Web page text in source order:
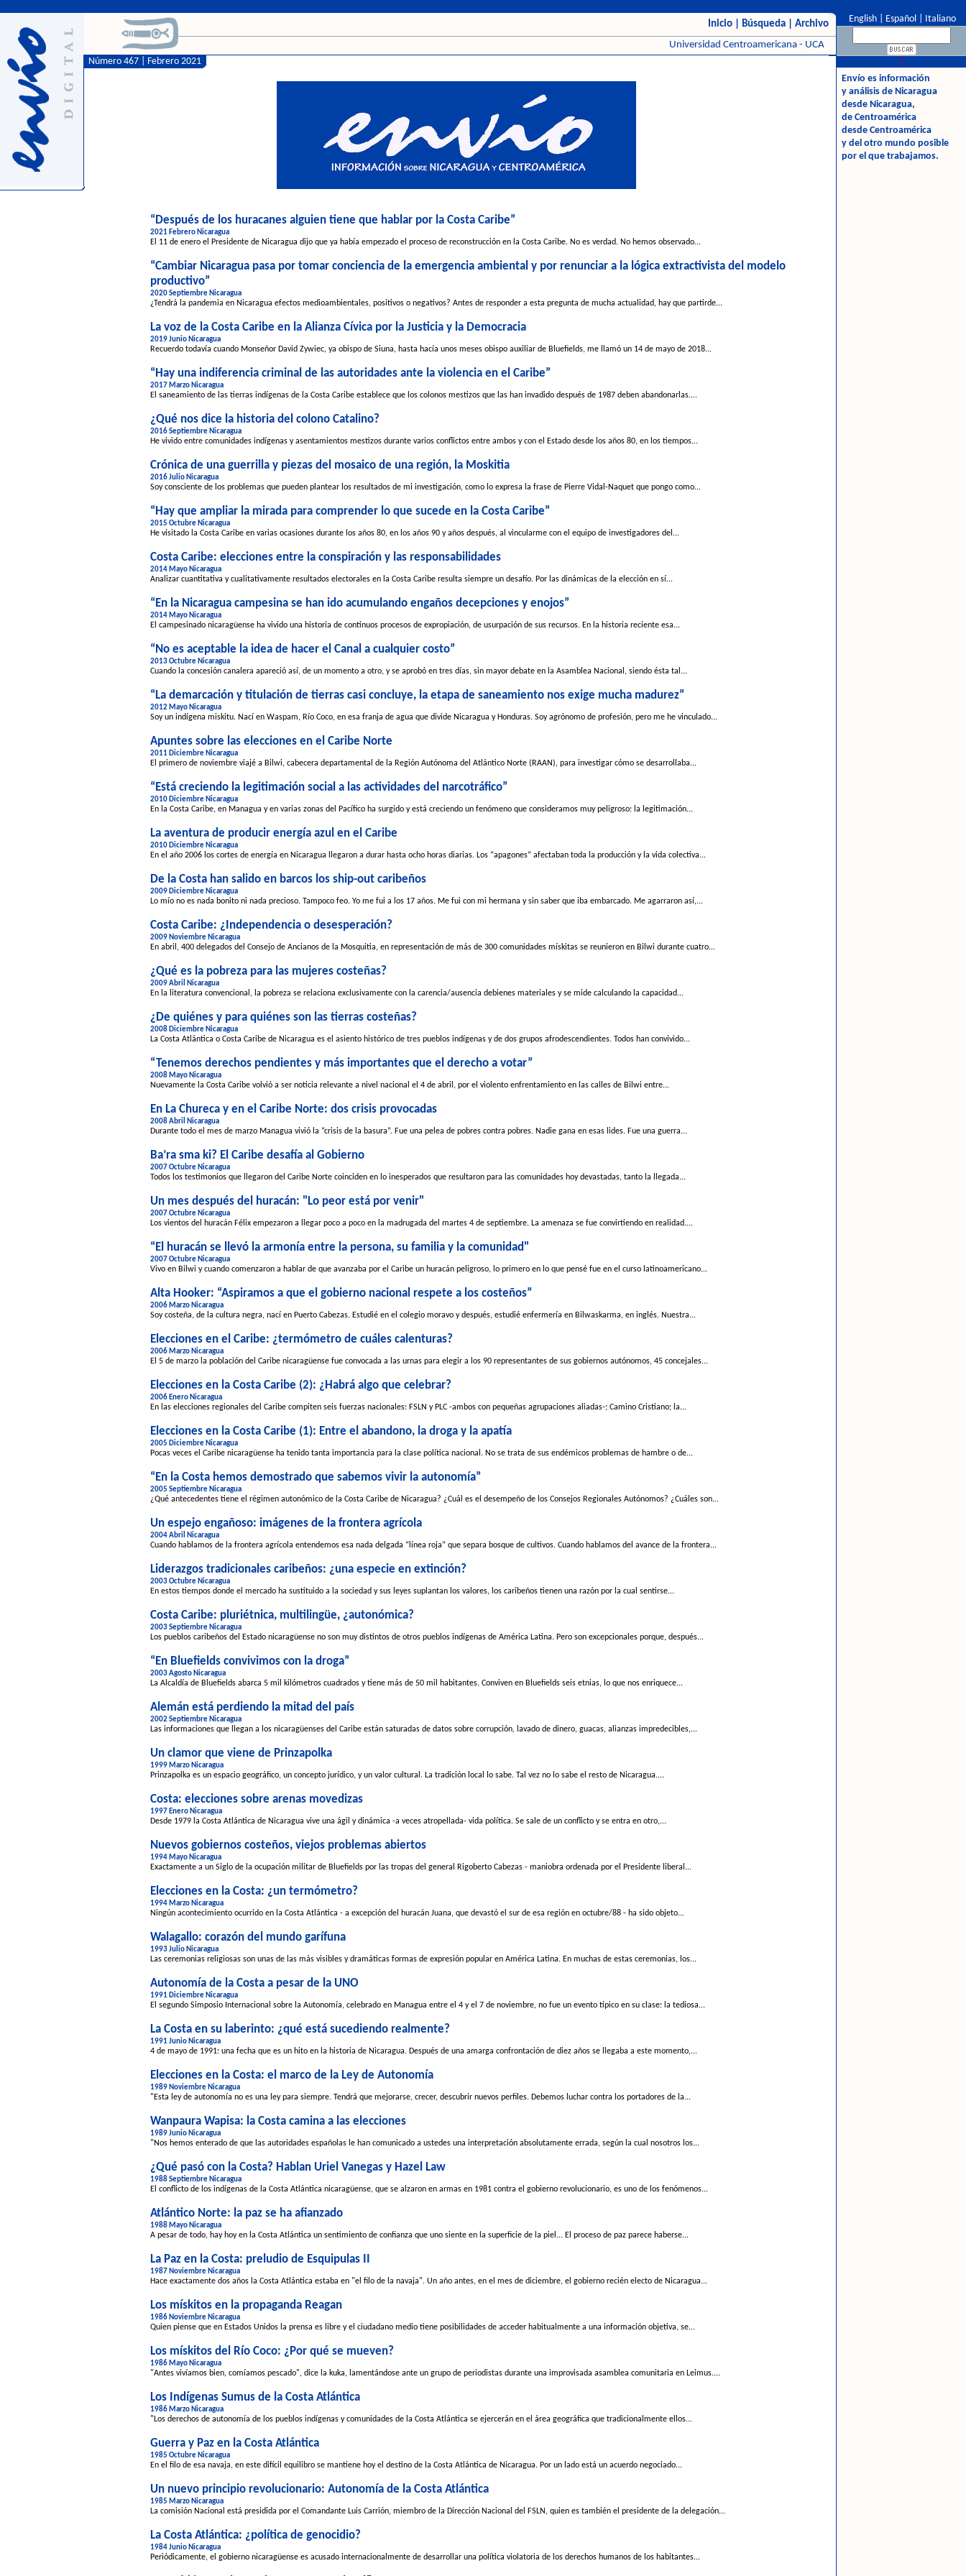
Inicio Búsqueda
Archivo
Universidad Centroamericana - UCA
Número 467 | Febrero 2021
“Después de los huracanes alguien tiene que hablar por la Costa Caribe”
2021 Febrero Nicaragua
El 11 de enero el Presidente de Nicaragua dijo que ya había empezado el proceso de reconstrucción en la Costa Caribe. No es verdad. No hemos observado...
“Cambiar Nicaragua pasa por tomar conciencia de la emergencia ambiental y por renunciar a la lógica extractivista del modelo
productivo”
2020 Septiembre Nicaragua
¿Tendrá la pandemia en Nicaragua efectos medioambientales, positivos o negativos? Antes de responder a esta pregunta de mucha actualidad, hay que partirde...
La voz de la Costa Caribe en la Alianza Cívica por la Justicia y la Democracia
2019 Junio Nicaragua
Recuerdo todavía cuando Monseñor David Zywiec, ya obispo de Siuna, hasta hacía unos meses obispo auxiliar de Bluefields, me llamó un 14 de mayo de 2018...
“Hay una indiferencia criminal de las autoridades ante la violencia en el Caribe”
2017 Marzo Nicaragua
El saneamiento de las tierras indígenas de la Costa Caribe establece que los colonos mestizos que las han invadido después de 1987 deben abandonarlas....
¿Qué nos dice la historia del colono Catalino?
2016 Septiembre Nicaragua
He vivido entre comunidades indígenas y asentamientos mestizos durante varios conflictos entre ambos y con el Estado desde los años 80, en los tiempos...
Crónica de una guerrilla y piezas del mosaico de una región, la Moskitia
2016 Julio Nicaragua
Soy consciente de los problemas que pueden plantear los resultados de mi investigación, como lo expresa la frase de Pierre Vidal-Naquet que pongo como...
“Hay que ampliar la mirada para comprender lo que sucede en la Costa Caribe”
2015 Octubre Nicaragua
He visitado la Costa Caribe en varias ocasiones durante los años 80, en los años 90 y años después, al vincularme con el equipo de investigadores del...
Costa Caribe: elecciones entre la conspiración y las responsabilidades
2014 Mayo Nicaragua
Analizar cuantitativa y cualitativamente resultados electorales en la Costa Caribe resulta siempre un desafío. Por las dinámicas de la elección en sí...
“En la Nicaragua campesina se han ido acumulando engaños decepciones y enojos”
2014 Mayo Nicaragua
El campesinado nicaragüense ha vivido una historia de continuos procesos de expropiación, de usurpación de sus recursos. En la historia reciente esa...
“No es aceptable la idea de hacer el Canal a cualquier costo”
2013 Octubre Nicaragua
Cuando la concesión canalera apareció así, de un momento a otro, y se aprobó en tres días, sin mayor debate en la Asamblea Nacional, siendo ésta tal...
“La demarcación y titulación de tierras casi concluye, la etapa de saneamiento nos exige mucha madurez”
2012 Mayo Nicaragua
Soy un indígena miskitu. Nací en Waspam, Río Coco, en esa franja de agua que divide Nicaragua y Honduras. Soy agrónomo de profesión, pero me he vinculado...
Apuntes sobre las elecciones en el Caribe Norte
2011 Diciembre Nicaragua
El primero de noviembre viajé a Bilwi, cabecera departamental de la Región Autónoma del Atlántico Norte (RAAN), para investigar cómo se desarrollaba...
“Está creciendo la legitimación social a las actividades del narcotráfico”
2010 Diciembre Nicaragua
En la Costa Caribe, en Managua y en varias zonas del Pacífico ha surgido y está creciendo un fenómeno que consideramos muy peligroso: la legitimación...
La aventura de producir energía azul en el Caribe
2010 Diciembre Nicaragua
En el año 2006 los cortes de energía en Nicaragua llegaron a durar hasta ocho horas diarias. Los “apagones” afectaban toda la producción y la vida colectiva...
De la Costa han salido en barcos los ship-out caribeños
2009 Diciembre Nicaragua
Lo mío no es nada bonito ni nada precioso. Tampoco feo. Yo me fui a los 17 años. Me fui con mi hermana y sin saber que iba embarcado. Me agarraron así,...
Costa Caribe: ¿Independencia o desesperación?
2009 Noviembre Nicaragua
En abril, 400 delegados del Consejo de Ancianos de la Mosquitia, en representación de más de 300 comunidades mískitas se reunieron en Bilwi durante cuatro...
¿Qué es la pobreza para las mujeres costeñas?
2009 Abril Nicaragua
En la literatura convencional, la pobreza se relaciona exclusivamente con la carencia/ausencia debienes materiales y se mide calculando la capacidad...
¿De quiénes y para quiénes son las tierras costeñas?
2008 Diciembre Nicaragua
La Costa Atlántica o Costa Caribe de Nicaragua es el asiento histórico de tres pueblos indígenas y de dos grupos afrodescendientes. Todos han convivido...
“Tenemos derechos pendientes y más importantes que el derecho a votar”
2008 Mayo Nicaragua
Nuevamente la Costa Caribe volvió a ser noticia relevante a nivel nacional el 4 de abril, por el violento enfrentamiento en las calles de Bilwi entre...
En La Chureca y en el Caribe Norte: dos crisis provocadas
2008 Abril Nicaragua
Durante todo el mes de marzo Managua vivió la “crisis de la basura”. Fue una pelea de pobres contra pobres. Nadie gana en esas lides. Fue una guerra...
Ba’ra sma ki? El Caribe desafía al Gobierno
2007 Octubre Nicaragua
Todos los testimonios que llegaron del Caribe Norte coinciden en lo inesperados que resultaron para las comunidades hoy devastadas, tanto la llegada...
Un mes después del huracán: "Lo peor está por venir"
2007 Octubre Nicaragua
Los vientos del huracán Félix empezaron a llegar poco a poco en la madrugada del martes 4 de septiembre. La amenaza se fue convirtiendo en realidad....
“El huracán se llevó la armonía entre la persona, su familia y la comunidad"
2007 Octubre Nicaragua
Vivo en Bilwi y cuando comenzaron a hablar de que avanzaba por el Caribe un huracán peligroso, lo primero en lo que pensé fue en el curso latinoamericano...
Alta Hooker: “Aspiramos a que el gobierno nacional respete a los costeños”
2006 Marzo Nicaragua
Soy costeña, de la cultura negra, nací en Puerto Cabezas. Estudié en el colegio moravo y después, estudié enfermería en Bilwaskarma, en inglés. Nuestra...
Elecciones en el Caribe: ¿termómetro de cuáles calenturas?
2006 Marzo Nicaragua
El 5 de marzo la población del Caribe nicaragüense fue convocada a las urnas para elegir a los 90 representantes de sus gobiernos autónomos, 45 concejales...
Elecciones en la Costa Caribe (2): ¿Habrá algo que celebrar?
2006 Enero Nicaragua
En las elecciones regionales del Caribe compiten seis fuerzas nacionales: FSLN y PLC -ambos con pequeñas agrupaciones aliadas-; Camino Cristiano; la...
Elecciones en la Costa Caribe (1): Entre el abandono, la droga y la apatía
2005 Diciembre Nicaragua
Pocas veces el Caribe nicaragüense ha tenido tanta importancia para la clase política nacional. No se trata de sus endémicos problemas de hambre o de...
“En la Costa hemos demostrado que sabemos vivir la autonomía”
2005 Septiembre Nicaragua
¿Qué antecedentes tiene el régimen autonómico de la Costa Caribe de Nicaragua? ¿Cuál es el desempeño de los Consejos Regionales Autónomos? ¿Cuáles son...
Un espejo engañoso: imágenes de la frontera agrícola
2004 Abril Nicaragua
Cuando hablamos de la frontera agrícola entendemos esa nada delgada “línea roja” que separa bosque de cultivos. Cuando hablamos del avance de la frontera...
Liderazgos tradicionales caribeños: ¿una especie en extinción?
2003 Octubre Nicaragua
En estos tiempos donde el mercado ha sustituido a la sociedad y sus leyes suplantan los valores, los caribeños tienen una razón por la cual sentirse...
Costa Caribe: pluriétnica, multilingüe, ¿autonómica?
2003 Septiembre Nicaragua
Los pueblos caribeños del Estado nicaragüense no son muy distintos de otros pueblos indígenas de América Latina. Pero son excepcionales porque, después...
“En Bluefields convivimos con la droga”
2003 Agosto Nicaragua
La Alcaldía de Bluefields abarca 5 mil kilómetros cuadrados y tiene más de 50 mil habitantes. Conviven en Bluefields seis etnias, lo que nos enriquece...
Alemán está perdiendo la mitad del país
2002 Septiembre Nicaragua
Las informaciones que llegan a los nicaragüenses del Caribe están saturadas de datos sobre corrupción, lavado de dinero, guacas, alianzas impredecibles,...
Un clamor que viene de Prinzapolka
1999 Marzo Nicaragua
Prinzapolka es un espacio geográfico, un concepto jurídico, y un valor cultural. La tradición local lo sabe. Tal vez no lo sabe el resto de Nicaragua....
Costa: elecciones sobre arenas movedizas
1997 Enero Nicaragua
Desde 1979 la Costa Atlántica de Nicaragua vive una ágil y dinámica -a veces atropellada- vida política. Se sale de un conflicto y se entra en otro,...
Nuevos gobiernos costeños, viejos problemas abiertos
1994 Mayo Nicaragua
Exactamente a un Siglo de la ocupación militar de Bluefields por las tropas del general Rigoberto Cabezas - maniobra ordenada por el Presidente liberal...
Elecciones en la Costa: ¿un termómetro?
1994 Marzo Nicaragua
Ningún acontecimiento ocurrido en la Costa Atlántica - a excepción del huracán Juana, que devastó el sur de esa región en octubre/88 - ha sido objeto...
Walagallo: corazón del mundo garífuna
1993 Julio Nicaragua
Las ceremonias religiosas son unas de las más visibles y dramáticas formas de expresión popular en América Latina. En muchas de estas ceremonias, los...
Autonomía de la Costa a pesar de la UNO
1991 Diciembre Nicaragua
El segundo Simposio Internacional sobre la Autonomía, celebrado en Managua entre el 4 y el 7 de noviembre, no fue un evento típico en su clase: la tediosa...
La Costa en su laberinto: ¿qué está sucediendo realmente?
1991 Junio Nicaragua
4 de mayo de 1991: una fecha que es un hito en la historia de Nicaragua. Después de una amarga confrontación de diez años se llegaba a este momento,...
Elecciones en la Costa: el marco de la Ley de Autonomía
1989 Noviembre Nicaragua
"Esta ley de autonomía no es una ley para siempre. Tendrá que mejorarse, crecer, descubrir nuevos perfiles. Debemos luchar contra los portadores de la...
Wanpaura Wapisa: la Costa camina a las elecciones
1989 Junio Nicaragua
"Nos hemos enterado de que las autoridades españolas le han comunicado a ustedes una interpretación absolutamente errada, según la cual nosotros los...
¿Qué pasó con la Costa? Hablan Uriel Vanegas y Hazel Law
1988 Septiembre Nicaragua
El conflicto de los indígenas de la Costa Atlántica nicaragüense, que se alzaron en armas en 1981 contra el gobierno revolucionario, es uno de los fenómenos...
Atlántico Norte: la paz se ha afianzado
1988 Mayo Nicaragua
A pesar de todo, hay hoy en la Costa Atlántica un sentimiento de confianza que uno siente en la superficie de la piel... El proceso de paz parece haberse...
La Paz en la Costa: preludio de Esquipulas II
1987 Noviembre Nicaragua
Hace exactamente dos años la Costa Atlántica estaba en "el filo de la navaja". Un año antes, en el mes de diciembre, el gobierno recién electo de Nicaragua...
Los mískitos en la propaganda Reagan
1986 Noviembre Nicaragua
Quien piense que en Estados Unidos la prensa es libre y el ciudadano medio tiene posibilidades de acceder habitualmente a una información objetiva, se...
Los mískitos del Río Coco: ¿Por qué se mueven?
1986 Mayo Nicaragua
"Antes vivíamos bien, comíamos pescado", dice la kuka, lamentándose ante un grupo de periodistas durante una improvisada asamblea comunitaria en Leimus....
Los Indígenas Sumus de la Costa Atlántica
1986 Marzo Nicaragua
"Los derechos de autonomía de los pueblos indígenas y comunidades de la Costa Atlántica se ejercerán en el área geográfica que tradicionalmente ellos...
Guerra y Paz en la Costa Atlántica
1985 Octubre Nicaragua
En el filo de esa navaja, en este difícil equilibro se mantiene hoy el destino de la Costa Atlántica de Nicaragua. Por un lado está un acuerdo negociado...
Un nuevo principio revolucionario: Autonomía de la Costa Atlántica
1985 Marzo Nicaragua
La comisión Nacional está presidida por el Comandante Luis Carrión, miembro de la Dirección Nacional del FSLN, quien es también el presidente de la delegación...
La Costa Atlántica: ¿política de genocidio?
1984 Junio Nicaragua
Periódicamente, el gobierno nicaragüense es acusado internacionalmente de desarrollar una política violatoria de los derechos humanos de los habitantes...
English Español Italiano
Envío es información
y análisis de Nicaragua
desde Nicaragua,
de Centroamérica
desde Centroamérica
y del otro mundo posible
por el que trabajamos.